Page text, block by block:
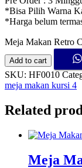
*Bisa Pilih Warna
*Harga belum
Meja Makan Retro
Add to cart
SKU: HF0010
meja makan kursi 4
Related
Meja